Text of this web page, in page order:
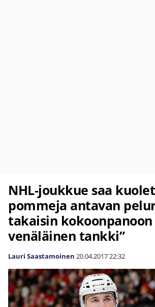
NHL-joukkue saa
pommeja antavan
takaisin kokoonpanoon
venäläinen tankki”
Lauri Saastamoinen 20.04.201722:32